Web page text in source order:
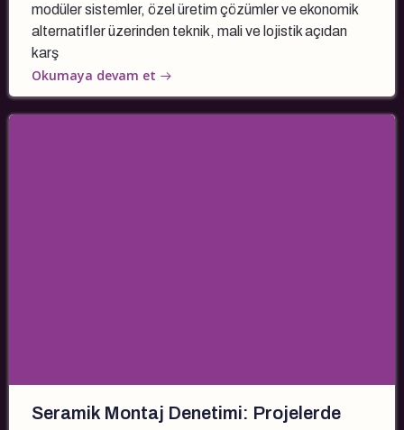
modüler sistemler, özel üretim çözümler ve ekonomik
alternatifler üzerinden teknik, mali ve lojistik açıdan
karş
Okumaya devam et
Seramik Montaj Denetimi: Projelerde